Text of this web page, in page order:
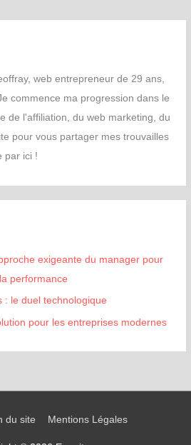
web entrepreneur de 29 ans,
commence ma progression dans le
de l'affiliation, du web marketing, du
pour vous partager mes trouvailles
par ici !
exigeante du manager pour
performance
: le duel technologique
pour les entreprises modernes
du site Mentions Légales